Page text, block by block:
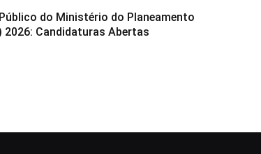
do Ministério do Planeamento
2026: Candidaturas Abertas